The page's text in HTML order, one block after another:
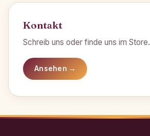
Kontakt
Schreib uns oder finde uns im Store.
Ansehen →